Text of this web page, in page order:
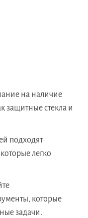
на наличие
защитные стекла и
подходят
легко
которые
задачи.